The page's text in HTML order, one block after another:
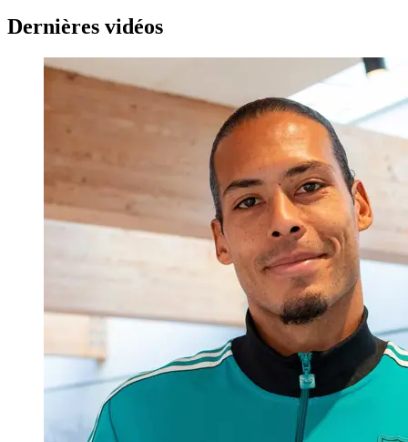
Dernières vidéos